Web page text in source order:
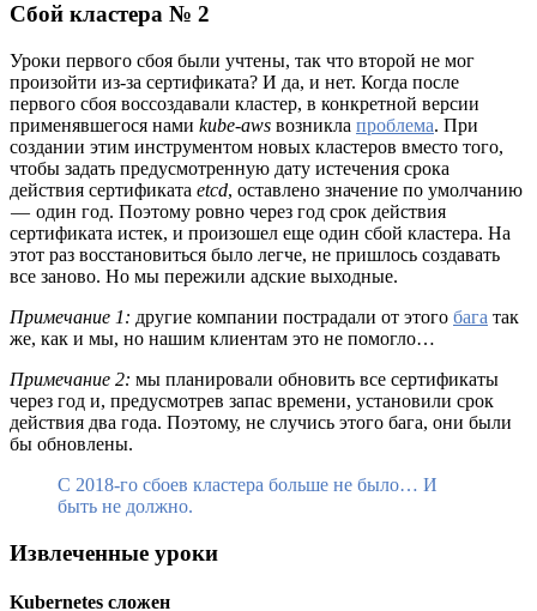
Сбой кластера № 2
Уроки первого сбоя были учтены, так что второй не мог
произойти из-за сертификата? И да, и нет. Когда после
первого сбоя воссоздавали кластер, в конкретной версии
применявшегося нами kube-aws возникла проблема. При
создании этим инструментом новых кластеров вместо того,
чтобы задать предусмотренную дату истечения срока
действия сертификата etcd, оставлено значение по умолчанию
— один год. Поэтому ровно через год срок действия
сертификата истек, и произошел еще один сбой кластера. На
этот раз восстановиться было легче, не пришлось создавать
все заново. Но мы пережили адские выходные.
Примечание 1: другие компании пострадали от этого бага так
же, как и мы, но нашим клиентам это не помогло…
Примечание 2: мы планировали обновить все сертификаты
через год и, предусмотрев запас времени, установили срок
действия два года. Поэтому, не случись этого бага, они были
бы обновлены.
С 2018-го сбоев кластера больше не было… И
быть не должно.
Извлеченные уроки
Kubernetes сложен